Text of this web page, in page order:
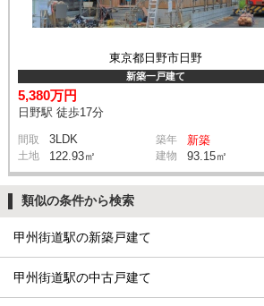
東京都日野市日野
新築一戸建て
5,380万円
日野駅 徒歩17分
間取 3LDK 築年 新築
土地 122.93㎡ 建物 93.15㎡
類似の条件から検索
甲州街道駅の新築戸建て
甲州街道駅の中古戸建て